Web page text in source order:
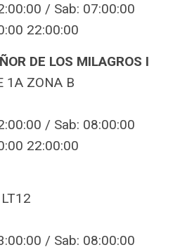
/ Sab: 07:00:00
22:00:00
DE LOS MILAGROS I
1A ZONA B
/ Sab: 08:00:00
22:00:00
/ Sab: 08:00:00